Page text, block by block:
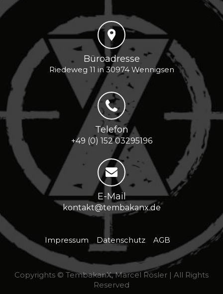
Büroadresse
Riedeweg 11 in 30974 Wennigsen
Telefon
+49 (0) 152 03295196
E-Mail
kontakt@tembakanx.de
Impressum Datenschutz AGB
Copyrights © TembakanX, Marcel Rösler | All Rights
Reserved